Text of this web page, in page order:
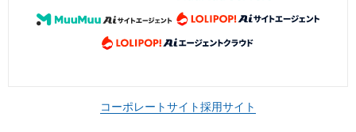
コーポレートサイト採用サイト